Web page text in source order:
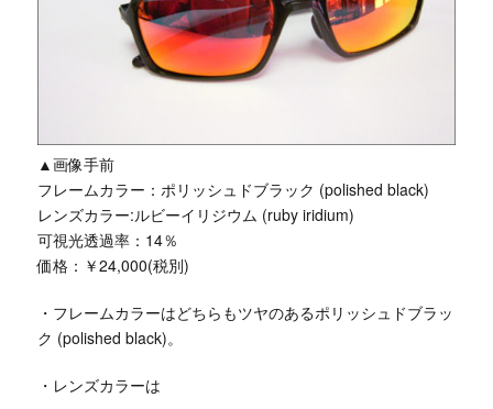
▲画像手前
フレームカラー：ポリッシュドブラック (polished black)
レンズカラー:ルビーイリジウム (ruby iridium)
可視光透過率：14％
価格：￥24,000(税別)
・フレームカラーはどちらもツヤのあるポリッシュドブラッ
ク (polished black)。
・レンズカラーは